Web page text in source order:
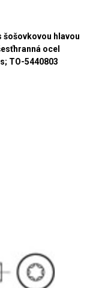
šošovkovou hlavou
ocel
TO-5440803